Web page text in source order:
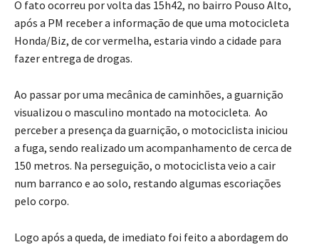
O fato ocorreu por volta das 15h42, no bairro Pouso Alto,
após a PM receber a informação de que uma motocicleta
Honda/Biz, de cor vermelha, estaria vindo a cidade para
fazer entrega de drogas.
Ao passar por uma mecânica de caminhões, a guarnição
visualizou o masculino montado na motocicleta. Ao
perceber a presença da guarnição, o motociclista iniciou
a fuga, sendo realizado um acompanhamento de cerca de
150 metros. Na perseguição, o motociclista veio a cair
num barranco e ao solo, restando algumas escoriações
pelo corpo.
Logo após a queda, de imediato foi feito a abordagem do